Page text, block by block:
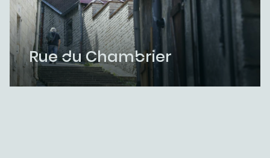
Rue du Chambrier